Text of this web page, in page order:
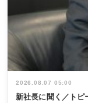
2026.08.07 05:00
新社長に聞く／ト